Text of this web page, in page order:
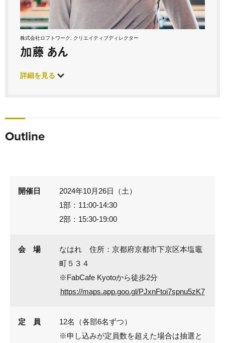
株式会社ロフトワーク, クリエイティブディレクター
加藤 あん
詳細を見る
Outline
開催日
2024年10月26日（土）
1部：11:00-14:30
2部：15:30-19:00
会 場
なはれ 住所：京都府京都市下京区本塩竈
町５３４
※FabCafe Kyotoから徒歩2分
https://maps.app.goo.gl/PJxnFtoi7spnu5zK7
定 員
12名（各部6名ずつ）
※申し込みが定員数を超えた場合は抽選と